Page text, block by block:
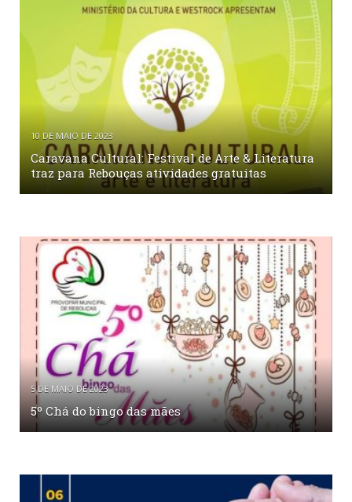
10 DE MAIO DE 2023
Caravana Cultural: Festival de Arte & Literatura
traz para Rebouças atividades gratuitas
5 DE MAIO DE 2023
5º Chá do bingo das mães